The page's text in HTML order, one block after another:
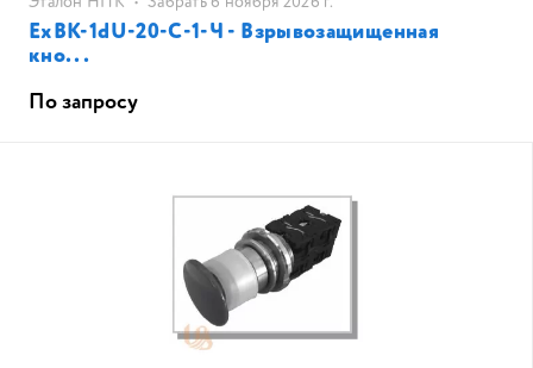
ЕхВК-1dU-20-С-1-Ч - Взрывозащищенная
кно...
По запросу